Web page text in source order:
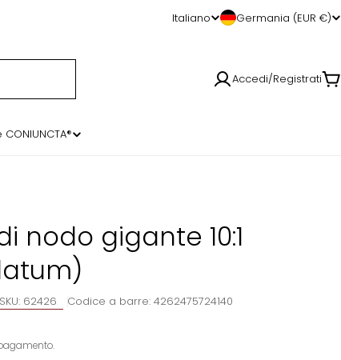
Lingua
Italiano Germania (EUR €)
Accedi/Registrati
CONIUNCTA®
nodo gigante 10:1
SKU: 62426 Codice a barre: 4262475724140